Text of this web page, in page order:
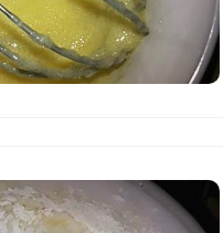
869.4 мг
1575.8 мг
11.3 мг
Готовить блины на 1